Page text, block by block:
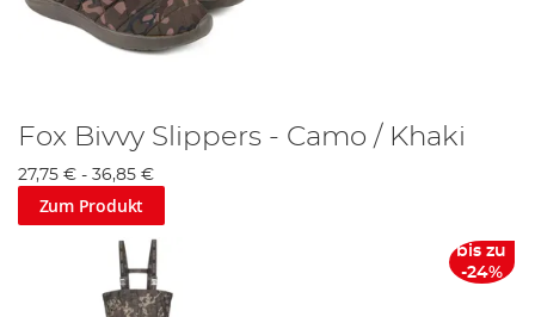
Fox Bivvy Slippers - Camo / Khaki
27,75 € - 36,85 €
Zum Produkt
bis zu
-24%